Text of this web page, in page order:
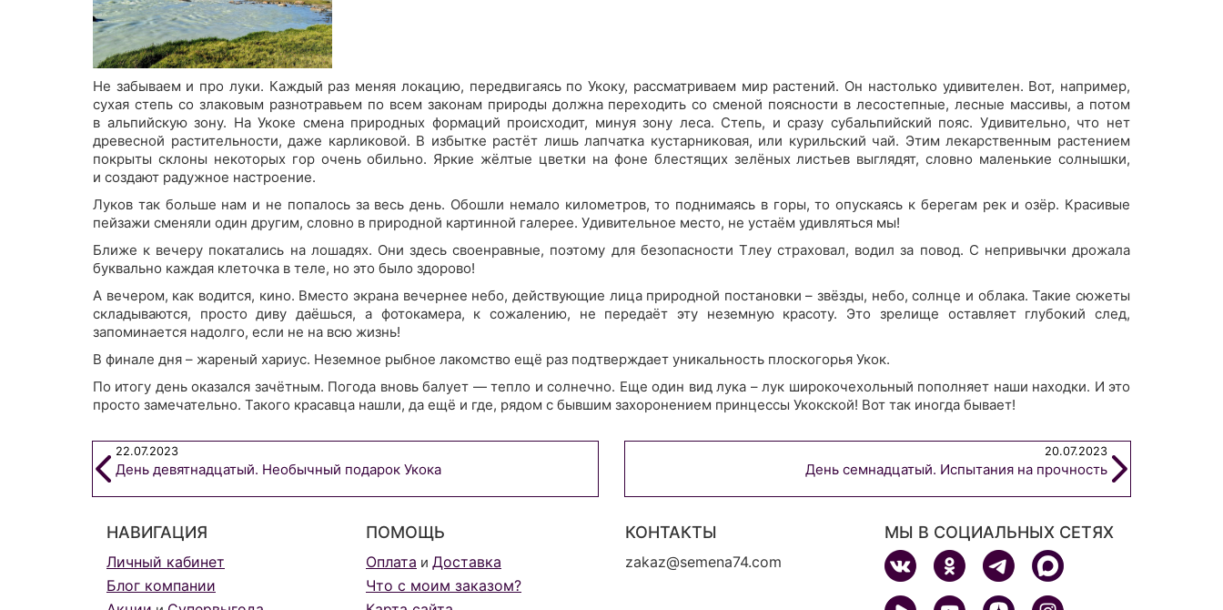
Не забываем и про луки. Каждый раз меняя локацию, передвигаясь по Укоку, рассматриваем мир растений. Он настолько удивителен. Вот, например,
сухая степь со злаковым разнотравьем по всем законам природы должна переходить со сменой поясности в лесостепные, лесные массивы, а потом
в альпийскую зону. На Укоке смена природных формаций происходит, минуя зону леса. Степь, и сразу субальпийский пояс. Удивительно, что нет
древесной растительности, даже карликовой. В избытке растёт лишь лапчатка кустарниковая, или курильский чай. Этим лекарственным растением
покрыты склоны некоторых гор очень обильно. Яркие жёлтые цветки на фоне блестящих зелёных листьев выглядят, словно маленькие солнышки,
и создают радужное настроение.
Луков так больше нам и не попалось за весь день. Обошли немало километров, то поднимаясь в горы, то опускаясь к берегам рек и озёр. Красивые
пейзажи сменяли один другим, словно в природной картинной галерее. Удивительное место, не устаём удивляться мы!
Ближе к вечеру покатались на лошадях. Они здесь своенравные, поэтому для безопасности Тлеу страховал, водил за повод. С непривычки дрожала
буквально каждая клеточка в теле, но это было здорово!
А вечером, как водится, кино. Вместо экрана вечернее небо, действующие лица природной постановки – звёзды, небо, солнце и облака. Такие сюжеты
складываются, просто диву даёшься, а фотокамера, к сожалению, не передаёт эту неземную красоту. Это зрелище оставляет глубокий след,
запоминается надолго, если не на всю жизнь!
В финале дня – жареный хариус. Неземное рыбное лакомство ещё раз подтверждает уникальность плоскогорья Укок.
По итогу день оказался зачётным. Погода вновь балует — тепло и солнечно. Еще один вид лука – лук широкочехольный пополняет наши находки. И это
просто замечательно. Такого красавца нашли, да ещё и где, рядом с бывшим захоронением принцессы Укокской! Вот так иногда бывает!
22.07.2023
День девятнадцатый. Необычный подарок Укока
20.07.2023
День семнадцатый. Испытания на прочность
НАВИГАЦИЯ
Личный кабинет
Блог компании
ПОМОЩЬ
Оплата и Доставка
Что с моим заказом?
КОНТАКТЫ
zakaz@semena74.com
МЫ В СОЦИАЛЬНЫХ СЕТЯХ